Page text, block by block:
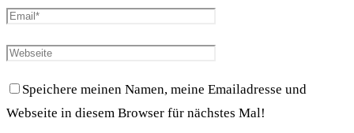
Speichere meinen Namen, meine Emailadresse und
Webseite in diesem Browser für nächstes Mal!